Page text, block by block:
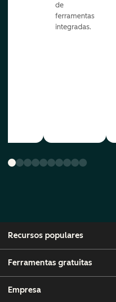
de
ferramentas
integradas.
Recursos populares
Ferramentas gratuitas
Empresa